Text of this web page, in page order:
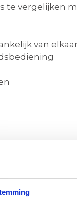
te vergelijken
van